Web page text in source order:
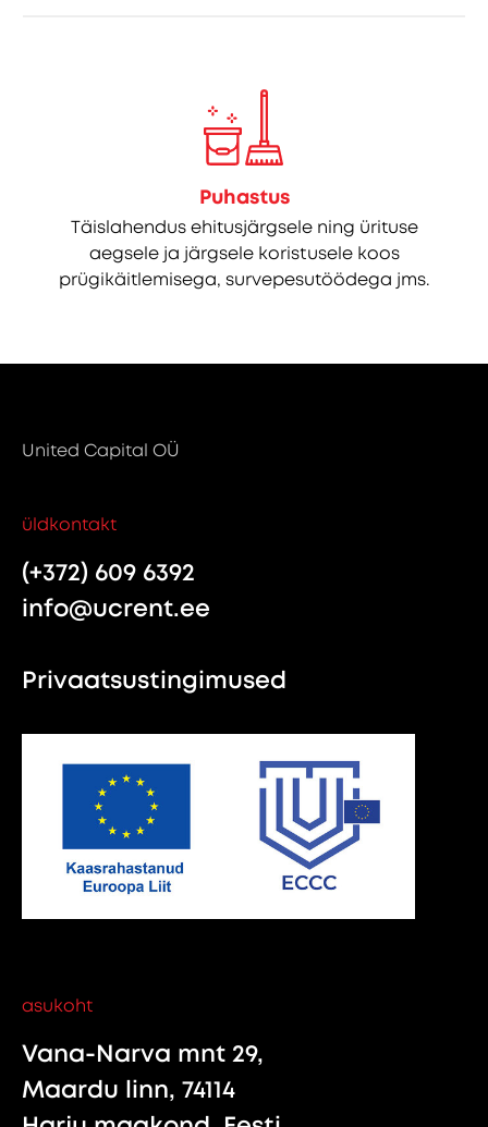
Puhastus
Täislahendus ehitusjärgsele ning ürituse
aegsele ja järgsele koristusele koos
prügikäitlemisega, survepesutöödega jms.
United Capital OÜ
üldkontakt
(+372) 609 6392
info@ucrent.ee
Privaatsustingimused
asukoht
Vana-Narva mnt 29,
Maardu linn, 74114